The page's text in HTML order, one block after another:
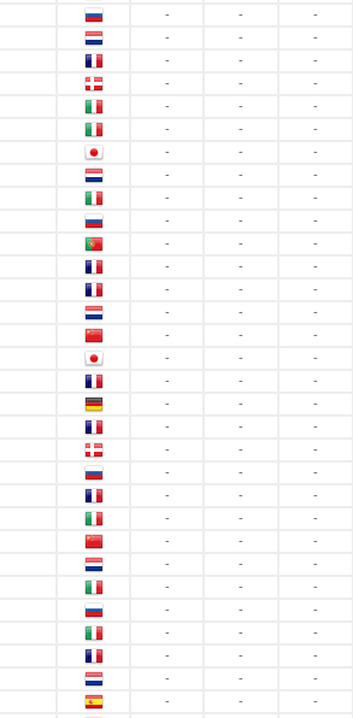
- -
-
- -
-
- -
-
- -
-
- -
-
- -
-
- -
-
- -
-
- -
-
- -
-
- -
-
- -
-
- -
-
- -
-
- -
-
- -
-
- -
-
- -
-
- -
-
- -
-
- -
-
- -
-
- -
-
- -
-
- -
-
- -
-
- -
-
- -
-
- -
-
- -
-
- -
-